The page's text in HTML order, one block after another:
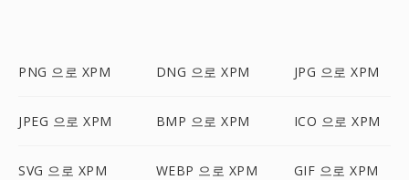
PNG 으로 XPM DNG 으로 XPM JPG 으로 XPM
JPEG 으로 XPM BMP 으로 XPM ICO 으로 XPM
SVG 으로 XPM WEBP 으로 XPM GIF 으로 XPM